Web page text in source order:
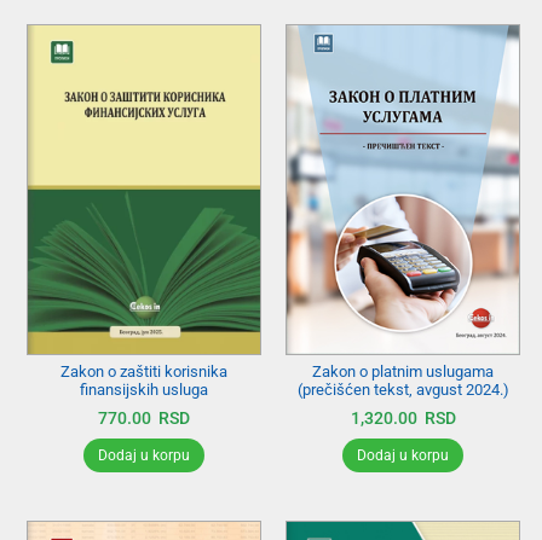
Zakon o zaštiti korisnika
finansijskih usluga
770.00 RSD
Dodaj u korpu
Zakon o platnim uslugama
(prečišćen tekst, avgust 2024.)
1,320.00 RSD
Dodaj u korpu